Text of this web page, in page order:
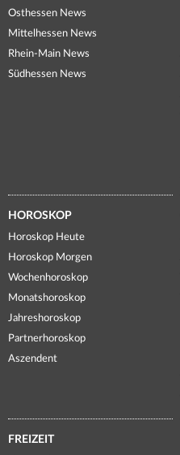
Osthessen News
Mittelhessen News
Rhein-Main News
Südhessen News
HOROSKOP
Horoskop Heute
Horoskop Morgen
Wochenhoroskop
Monatshoroskop
Jahreshoroskop
Partnerhoroskop
Aszendent
FREIZEIT